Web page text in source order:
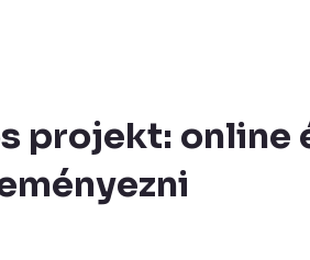
projekt: online